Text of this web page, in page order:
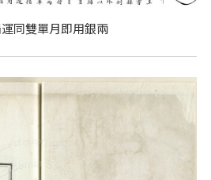
同雙單月即用銀兩